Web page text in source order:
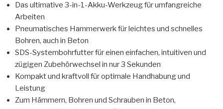
Das ultimative 3-in-1-Akku-Werkzeug für umfangreiche
Arbeiten
Pneumatisches Hammerwerk für leichtes und schnelles
Bohren, auch in Beton
SDS-Systembohrfutter für einen einfachen, intuitiven und
zügigen Zubehörwechsel in nur 3 Sekunden
Kompakt und kraftvoll für optimale Handhabung und
Leistung
Zum Hämmern, Bohren und Schrauben in Beton,